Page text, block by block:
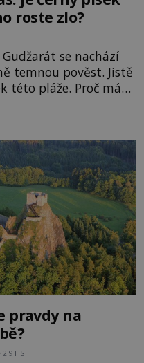
roste zlo?
se nachází
temnou pověst. Jistě
této pláže. Proč má
jsou
k nevysvětlitelným
Dumas ve městě
pravdy na
2.9TIS